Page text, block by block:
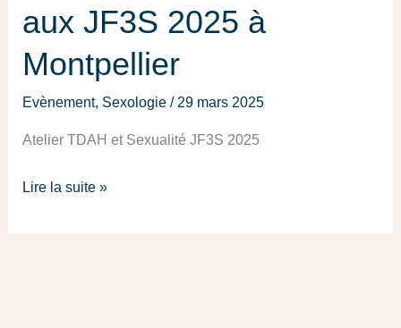
aux JF3S 2025 à
Montpellier
Evènement, Sexologie/ 29 mars 2025
Atelier TDAH et Sexualité JF3S 2025
Lire la suite »